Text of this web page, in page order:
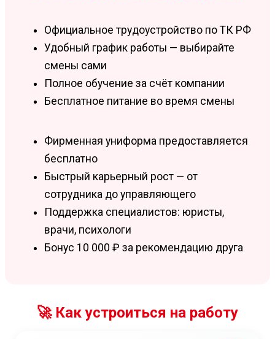
Официальное трудоустройство по ТК РФ
Удобный график работы — выбирайте
смены сами
Полное обучение за счёт компании
Бесплатное питание во время смены
Фирменная униформа предоставляется
бесплатно
Быстрый карьерный рост — от
сотрудника до управляющего
Поддержка специалистов: юристы,
врачи, психологи
Бонус 10 000 ₽ за рекомендацию друга
🚀 Как устроиться на работу